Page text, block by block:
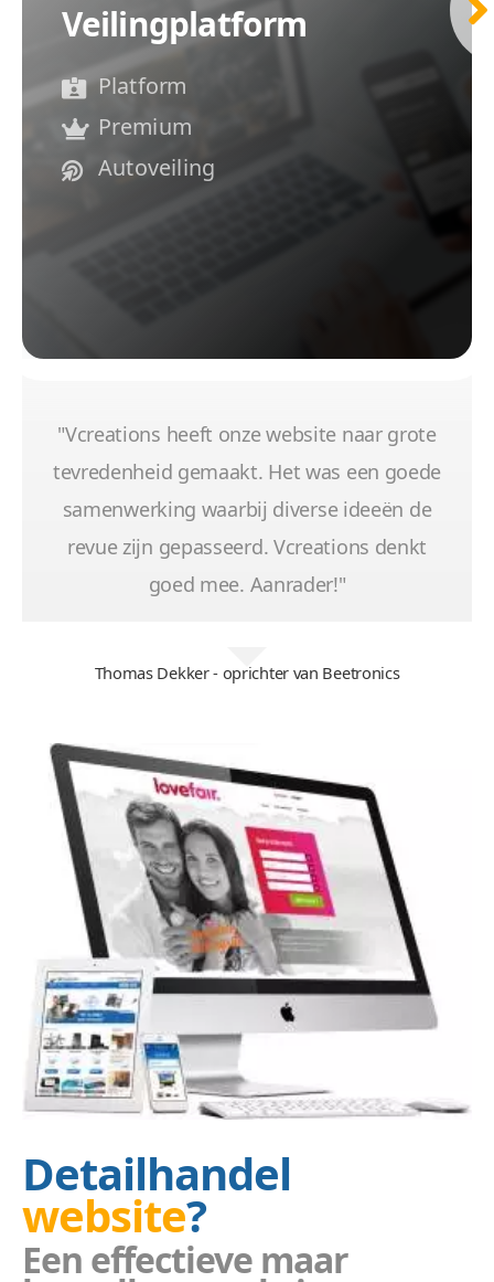
Veilingplatform
Platform
Premium
Autoveiling
"Vcreations heeft onze website naar grote
tevredenheid gemaakt. Het was een goede
samenwerking waarbij diverse ideeën de
revue zijn gepasseerd. Vcreations denkt
goed mee. Aanrader!"
Thomas Dekker - oprichter van Beetronics
Detailhandel
website?
Een effectieve maar